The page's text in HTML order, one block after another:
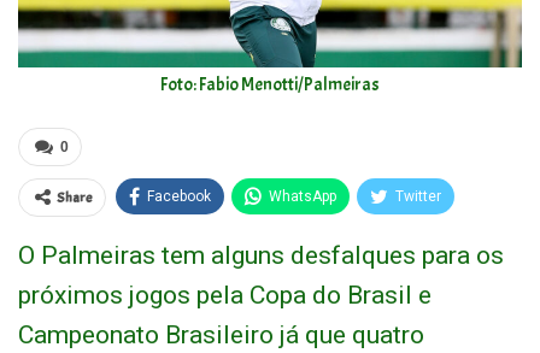
Foto: Fabio Menotti/Palmeiras
0
Share Facebook WhatsApp Twitter
O Palmeiras tem alguns desfalques para os
próximos jogos pela Copa do Brasil e
Campeonato Brasileiro já que quatro